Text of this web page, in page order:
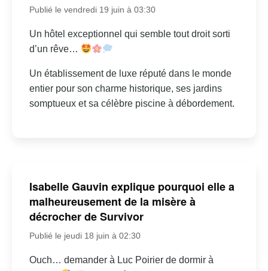
Publié le vendredi 19 juin à 03:30
Un hôtel exceptionnel qui semble tout droit sorti
d’un rêve…
Un établissement de luxe réputé dans le monde
entier pour son charme historique, ses jardins
somptueux et sa célèbre piscine à débordement.
Isabelle Gauvin explique pourquoi elle a
malheureusement de la misère à
décrocher de Survivor
Publié le jeudi 18 juin à 02:30
Ouch… demander à Luc Poirier de dormir à